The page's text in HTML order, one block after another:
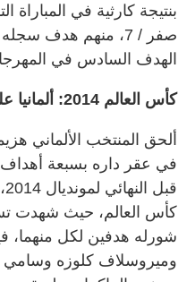
بنتيجة كارثية في المباراة
صفر / 7، منهم هدف
الهدف السادس في
كأس العالم 2014: ألمانيا على البرازيل 7-1
ألحق المنتخب الألماني
في عقر داره بسبعة
كأس العالم، حيث شهدت
شورله هدفين لكل منهما،
وميروسلاف كلوزه وسامي